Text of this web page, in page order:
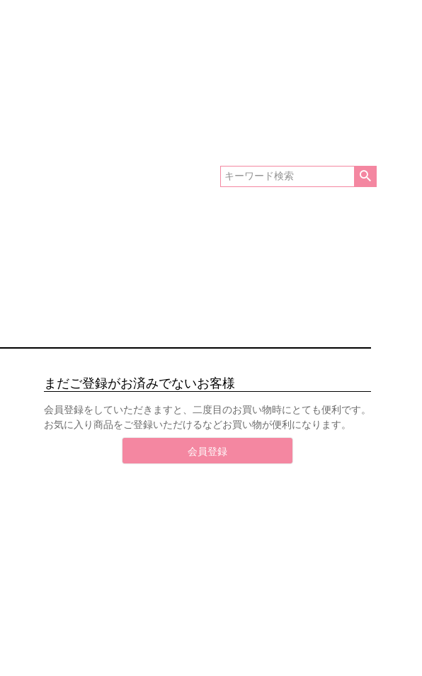
まだご登録がお済みでないお客様
会員登録をしていただきますと、二度目のお買い物時にとても便利です。
お気に入り商品をご登録いただけるなどお買い物が便利になります。
会員登録